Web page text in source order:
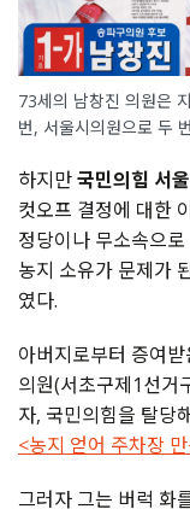
73세의 남창진 의원은
번, 서울시의원으로 두
하지만국민의힘 서
컷오프 결정에 대한
정당이나 무소속으
농지 소유가 문제가
였다.
아버지로부터 증여
의원(서초구제1선거
자, 국민의힘을 탈당
<농지 얻어 주차장
그러자 그는 버럭 화